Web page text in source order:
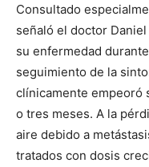
Consultado
señaló el doctor
su enfermedad
seguimiento de la
clínicamente empeoró
o tres meses. A la
aire debido a
tratados con dosis